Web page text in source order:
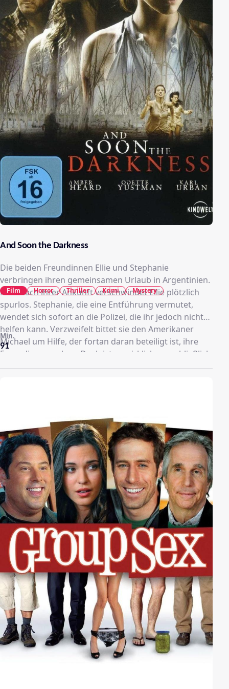
And Soon the Darkness
Die beiden Freundinnen Ellie und Stephanie
verbringen ihren gemeinsamen Urlaub in Argentinien.
Kurz nach ihrer Ankunft verschwindet Ellie plötzlich
spurlos. Stephanie, die eine Entführung vermutet,
wendet sich sofort an die Polizei, die ihr jedoch nicht
helfen kann. Verzweifelt bittet sie den Amerikaner
Michael um Hilfe, der fortan daran beteiligt ist, ihre
Freundin zu suchen. Doch ist es wirklich ausschließlich
Michaels Ziel, Ellie zu finden?
91
Min.
Film Horror Thriller Krimi Mystery